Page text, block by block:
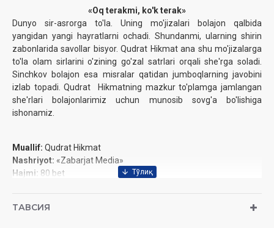
«Oq terakmi, ko'k terak»
Dunyo sir-asrorga to'la. Uning mo'jizalari bolajon qalbida
yangidan yangi hayratlarni ochadi. Shundanmi, ularning shirin
zabonlarida savollar bisyor. Qudrat Hikmat ana shu mo'jizalarga
to'la olam sirlarini o'zining go'zal satrlari orqali she'rga soladi.
Sinchkov bolajon esa misralar qatidan jumboqlarning javobini
izlab topadi. Qudrat Hikmatning mazkur to'plamga jamlangan
she'rlari bolajonlarimiz uchun munosib sovg'a bo'lishiga
ishonamiz.
Muallif: Qudrat Hikmat
Nashriyot: «Zabarjat Media»
Hajmi: 80 bet
ISBN:978-9943-7390-7-9
ТАВСИЯ